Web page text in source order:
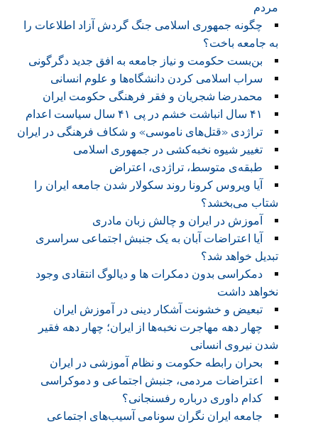
مردم
چگونه جمهوری اسلامی جنگ گردش آزاد اطلاعات را
به جامعه باخت؟
بن‌بست حکومت و نیاز جامعه به افق جدید دگرگونی
سراب اسلامی کردن دانشگاه‌ها و علوم انسانی
محمدرضا شجریان و فقر فرهنگی حکومت ایران
۴۱ سال انباشت خشم در پی ۴۱ سال سیاست اعدام
تراژدی «قتل‌های ناموسی» و شکاف فرهنگی در ایران
تغییر شیوه نخبه‌کشی در جمهوری اسلامی
طبقه‌ی متوسط، تراژدی، اعتراض
آیا ویروس کرونا روند سکولار شدن جامعه ایران را
شتاب می‌بخشد؟
آموزش در ایران و چالش زبان مادری
آیا اعتراضات آبان به یک جنبش اجتماعی سراسری
تبدیل خواهد شد؟
دمکراسی بدون دمکرات ها و دیالوگ انتقادی وجود
نخواهد داشت
تبعیض و خشونت آشکار دینی در آموزش ایران
چهار دهه مهاجرت نخبه‌ها از ایران؛ چهار دهه فقیر
شدن نیروی انسانی
بحران رابطه حکومت و نظام آموزشی در ایران
اعتراضات مردمی، جنبش اجتماعی و دموکراسی
کدام داوری درباره رفسنجانی؟
جامعه ایران نگران سونامی آسیب‌های اجتماعی